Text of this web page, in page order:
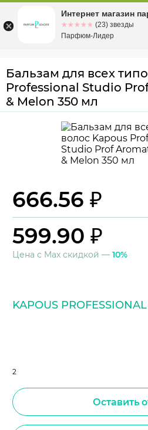
Омскул.
Бальзам для всех
Professional Studio
& Melon 350 мл
666.56 ₽
599.90 ₽
Цена с Max скидкой — 10%
KAPOUS PROFESSIONAL
2
Оставить
Интернет магазин
☆☆☆☆☆
★★★★★ (23) звезды
Парфюм-Лидер